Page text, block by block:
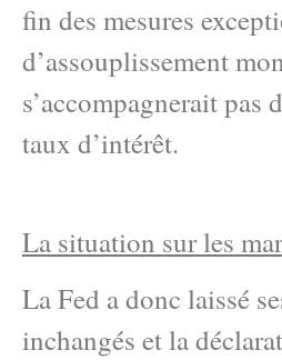
fin des mesures
d’assouplissement
s’accompagnerait pas
taux d’intérêt.
La situation sur les
La Fed a donc laissé
inchangés et la